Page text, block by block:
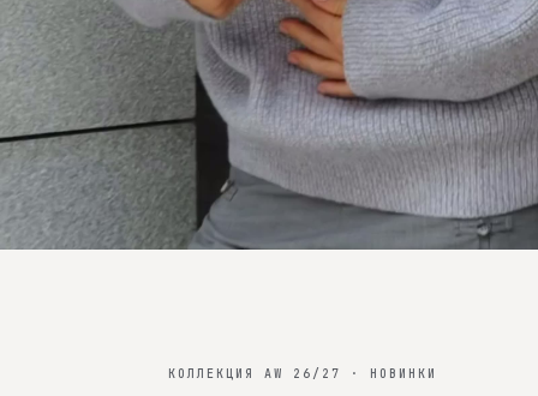
КОЛЛЕКЦИЯ AW 26/27 · НОВИНКИ